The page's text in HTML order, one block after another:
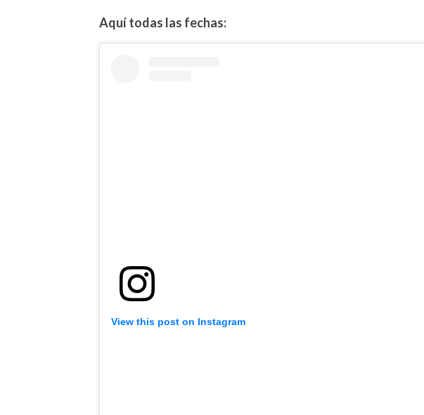
Aquí todas las fechas:
View this post on Instagram